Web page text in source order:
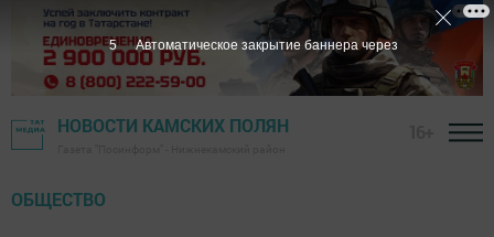
НОВОСТИ КАМСКИХ ПОЛЯН
ОБЩЕСТВО
4 Автоматическое закрытие баннера через